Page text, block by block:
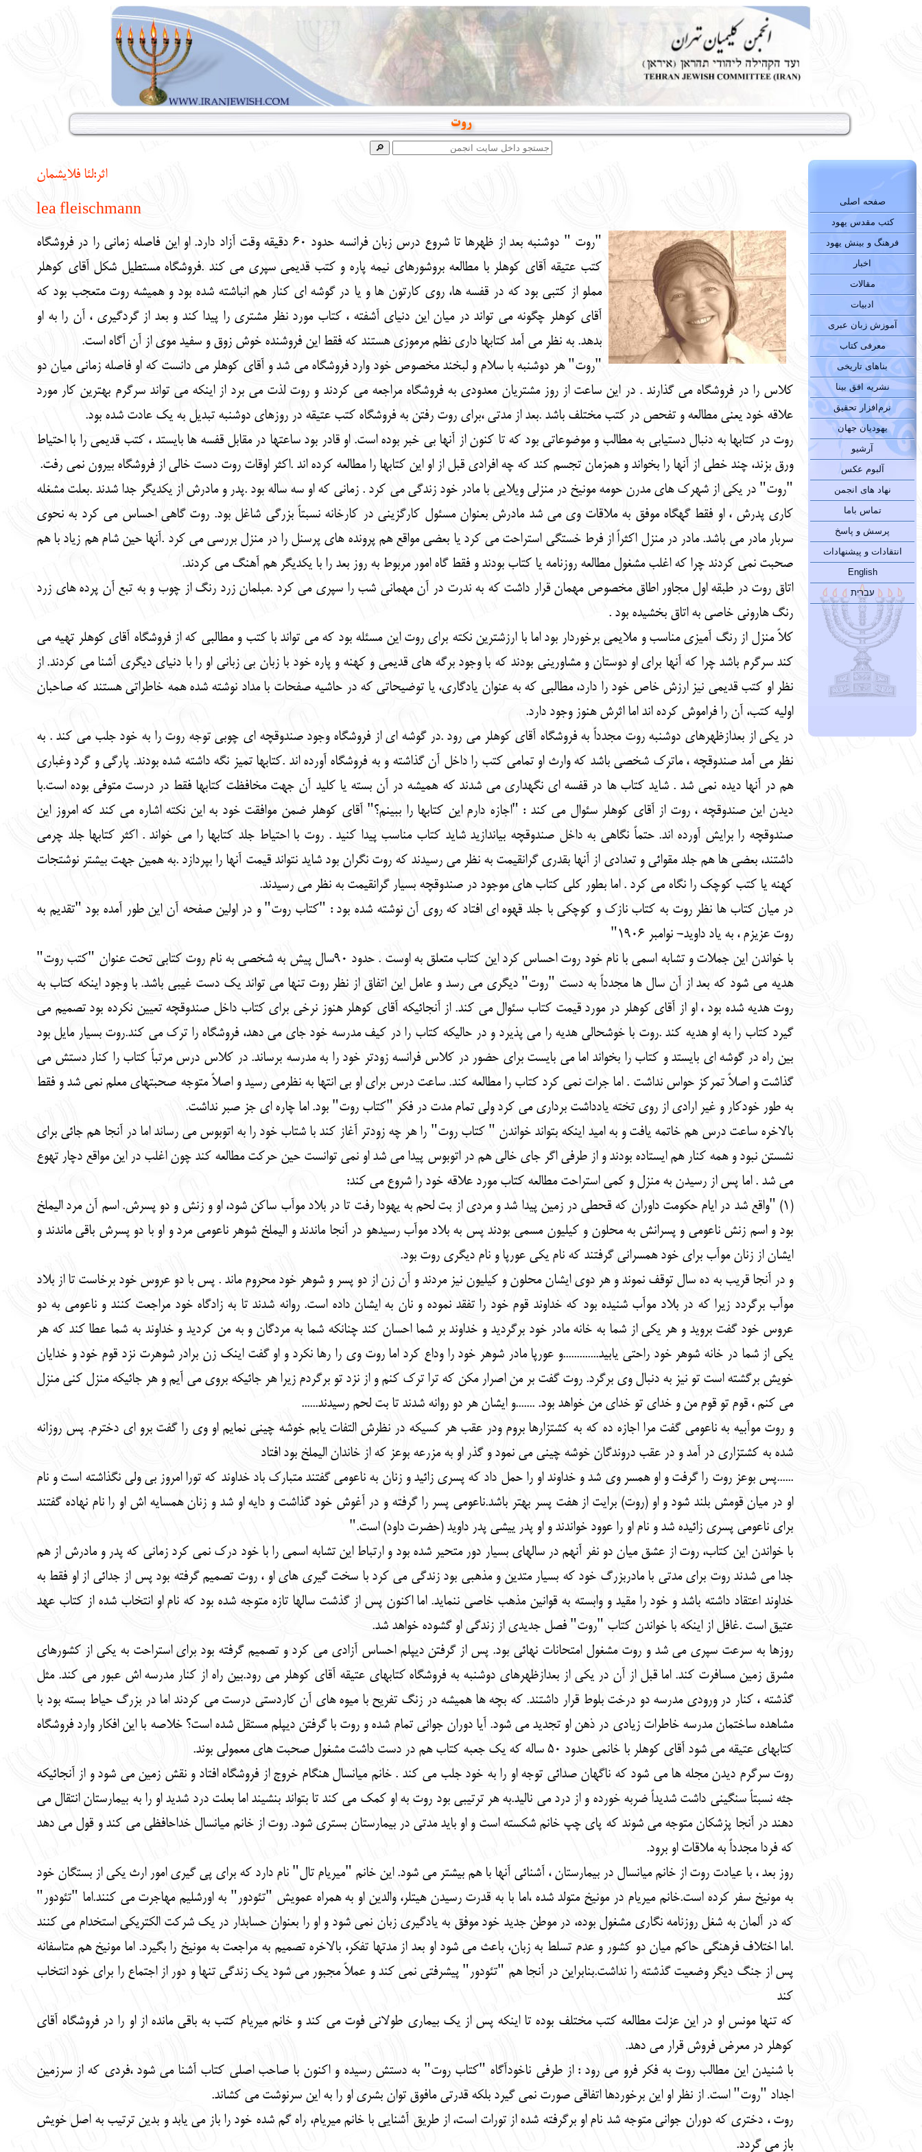
روت
صفحه اصلی
کتب مقدس یهود
فرهنگ و بینش یهود
اخبار
مقالات
ادبیات
آموزش زبان عبری
معرفی کتاب
بناهای تاریخی
نشریه افق بینا
نرم‌افزار تحقیق
یهودیان جهان
آرشیو
آلبوم عکس
نهاد های انجمن
تماس باما
پرسش و پاسخ
انتقادات و پیشنهادات
English
עברית
اثر:لئا فلایشمان
lea fleischmann
"روت " دوشنبه بعد از ظهرها تا شروع درس زبان فرانسه حدود 60 دقیقه وقت آزاد دارد. او این فاصله زمانی را در فروشگاه
کتب عتیقه آقای کوهلر با مطالعه بروشورهای نیمه پاره و کتب قدیمی سپری می کند .فروشگاه مستطیل شکل آقای کوهلر
مملو از کتبی بود که در قفسه ها، روی کارتون ها و یا در گوشه ای کنار هم انباشته شده بود و همیشه روت متعجب بود که
آقای کوهلر چگونه می تواند در میان این دنیای آشفته ، کتاب مورد نظر مشتری را پیدا کند و بعد از گردگیری ، آن را به او
بدهد. به نظر می آمد کتابها داری نظم مرموزی هستند که فقط این فروشنده خوش زوق و سفید موی از آن آگاه است.
"روت" هر دوشنبه با سلام و لبخند مخصوص خود وارد فروشگاه می شد و آقای کوهلر می دانست که او فاصله زمانی میان دو
کلاس را در فروشگاه می گذارند . در این ساعت از روز مشتریان معدودی به فروشگاه مراجعه می کردند و روت لذت می برد از اینکه می تواند سرگرم بهترین کار مورد
علاقه خود یعنی مطالعه و تفحص در کتب مختلف باشد .بعد از مدتی ،برای روت رفتن به فروشگاه کتب عتیقه در روزهای دوشنبه تبدیل به یک عادت شده بود.
روت در کتابها به دنبال دستیابی به مطالب و موضوعاتی بود که تا کنون از آنها بی خبر بوده است. او قادر بود ساعتها در مقابل قفسه ها بایستد ، کتب قدیمی را با احتیاط
ورق بزند، چند خطی از آنها را بخواند و همزمان تجسم کند که چه افرادی قبل از او این کتابها را مطالعه کرده اند .اکثر اوقات روت دست خالی از فروشگاه بیرون نمی رفت.
"روت" در یکی از شهرک های مدرن حومه مونیخ در منزلی ویلایی با مادر خود زندگی می کرد . زمانی که او سه ساله بود .پدر و مادرش از یکدیگر جدا شدند .بعلت مشغله
کاری پدرش ، او فقط گهگاه موفق به ملاقات وی می شد مادرش بعنوان مسئول کارگزینی در کارخانه نسبتاً بزرگی شاغل بود. روت گاهی احساس می کرد به نحوی
سربار مادر می باشد. مادر در منزل اکثراً از فرط خستگی استراحت می کرد یا بعضی مواقع هم پرونده های پرسنل را در منزل بررسی می کرد .آنها حین شام هم زیاد با هم
صحبت نمی کردند چرا که اغلب مشغول مطالعه روزنامه یا کتاب بودند و فقط گاه امور مربوط به روز بعد را با یکدیگر هم آهنگ می کردند.
اتاق روت در طبقه اول مجاور اطاق مخصوص مهمان قرار داشت که به ندرت در آن مهمانی شب را سپری می کرد .مبلمان زرد رنگ از چوب و به تبع آن پرده های زرد
رنگ هارونی خاصی به اتاق بخشیده بود .
کلاً منزل از رنگ آمیزی مناسب و ملایمی برخوردار بود اما با ارزشترین نکته برای روت این مسئله بود که می تواند با کتب و مطالبی که از فروشگاه آقای کوهلر تهیه می
کند سرگرم باشد چرا که آنها برای او دوستان و مشاورینی بودند که با وجود برگه های قدیمی و کهنه و پاره خود با زبان بی زبانی او را با دنیای دیگری آشنا می کردند. از
نظر او کتب قدیمی نیز ارزش خاص خود را دارد، مطالبی که به عنوان یادگاری، یا توضیحاتی که در حاشیه صفحات با مداد نوشته شده همه خاطراتی هستند که صاحبان
اولیه کتب، آن را فراموش کرده اند اما اثرش هنوز وجود دارد.
در یکی از بعدازظهرهای دوشنبه روت مجدداً به فروشگاه آقای کوهلر می رود .در گوشه ای از فروشگاه وجود صندوقچه ای چوبی توجه روت را به خود جلب می کند . به
نظر می آمد صندوقچه ، ماترک شخصی باشد که وارث او تمامی کتب را داخل آن گذاشته و به فروشگاه آورده اند .کتابها تمیز نگه داشته شده بودند. پارگی و گرد وغباری
هم در آنها دیده نمی شد . شاید کتاب ها در قفسه ای نگهداری می شدند که همیشه در آن بسته یا کلید آن جهت مخافظت کتابها فقط در درست متوفی بوده است.با
دیدن این صندوقچه ، روت از آقای کوهلر سئوال می کند : "اجازه دارم این کتابها را ببینم؟" آقای کوهلر ضمن موافقت خود به این نکته اشاره می کند که امروز این
صندوقچه را برایش آورده اند. حتماً نگاهی به داخل صندوقچه بیاندازید شاید کتاب مناسب پیدا کنید . روت با احتیاط جلد کتابها را می خواند . اکثر کتابها جلد چرمی
داشتند، بعضی ها هم جلد مقوائی و تعدادی از آنها بقدری گرانقیمت به نظر می رسیدند که روت نگران بود شاید نتواند قیمت آنها را بپردازد .به همین جهت بیشتر نوشتجات
کهنه یا کتب کوچک را نگاه می کرد . اما بطور کلی کتاب های موجود در صندوقچه بسیار گرانقیمت به نظر می رسیدند.
در میان کتاب ها نظر روت به کتاب نازک و کوچکی با جلد قهوه ای افتاد که روی آن نوشته شده بود : "کتاب روت" و در اولین صفحه آن این طور آمده بود "تقدیم به
روت عزیزم ، به یاد داوید- نوامبر 1906"
با خواندن این جملات و تشابه اسمی با نام خود روت احساس کرد این کتاب متعلق به اوست . حدود 90سال پیش به شخصی به نام روت کتابی تحت عنوان "کتب روت"
هدیه می شود که بعد از آن سال ها مجدداً به دست "روت" دیگری می رسد و عامل این اتفاق از نظر روت تنها می تواند یک دست غیبی باشد. با وجود اینکه کتاب به
روت هدیه شده بود ، او از آقای کوهلر در مورد قیمت کتاب سئوال می کند. از آنجائیکه آقای کوهلر هنوز نرخی برای کتاب داخل صندوقچه تعیین نکرده بود تصمیم می
گیرد کتاب را به او هدیه کند .روت با خوشحالی هدیه را می پذیرد و در حالیکه کتاب را در کیف مدرسه خود جای می دهد، فروشگاه را ترک می کند.روت بسیار مایل بود
بین راه در گوشه ای بایستد و کتاب را بخواند اما می بایست برای حضور در کلاس فرانسه زودتر خود را به مدرسه برساند. در کلاس درس مرتباً کتاب را کنار دستش می
گذاشت و اصلاً تمرکز حواس نداشت . اما جرات نمی کرد کتاب را مطالعه کند. ساعت درس برای او بی انتها به نظرمی رسید و اصلاً متوجه صحبتهای معلم نمی شد و فقط
به طور خودکار و غیر ارادی از روی تخته یادداشت برداری می کرد ولی تمام مدت در فکر "کتاب روت" بود. اما چاره ای جز صبر نداشت.
بالاخره ساعت درس هم خاتمه یافت و به امید اینکه بتواند خواندن " کتاب روت" را هر چه زودتر آغاز کند با شتاب خود را به اتوبوس می رساند اما در آنجا هم جائی برای
نشستن نبود و همه کنار هم ایستاده بودند و از طرفی اگر جای خالی هم در اتوبوس پیدا می شد او نمی توانست حین حرکت مطالعه کند چون اغلب در این مواقع دچار تهوع
می شد . اما پس از رسیدن به منزل و کمی استراحت مطالعه کتاب مورد علاقه خود را شروع می کند:
(1) "واقع شد در ایام حکومت داوران که قحطی در زمین پیدا شد و مردی از بت لحم به یهودا رفت تا در بلاد موآب ساکن شود، او و زنش و دو پسرش. اسم آن مرد الیملخ
بود و اسم زنش ناعومی و پسرانش به محلون و کیلیون مسمی بودند پس به بلاد موآب رسیدهو در آنجا ماندند و الیملخ شوهر ناعومی مرد و او با دو پسرش باقی ماندند و
ایشان از زنان موآب برای خود همسرانی گرفتند که نام یکی عورپا و نام دیگری روت بود.
و در آنجا قریب به ده سال توقف نموند و هر دوی ایشان محلون و کیلیون نیز مردند و آن زن از دو پسر و شوهر خود محروم ماند . پس با دو عروس خود برخاست تا از بلاد
موآب برگردد زیرا که در بلاد موآب شنیده بود که خداوند قوم خود را تفقد نموده و نان به ایشان داده است. روانه شدند تا به زادگاه خود مراجعت کنند و ناعومی به دو
عروس خود گفت بروید و هر یکی از شما به خانه مادر خود برگردید و خداوند بر شما احسان کند چنانکه شما به مردگان و به من کردید و خداوند به شما عطا کند که هر
یکی از شما در خانه شوهر خود راحتی یابید.............و عورپا مادر شوهر خود را وداع کرد اما روت وی را رها نکرد و او گفت اینک زن برادر شوهرت نزد قوم خود و خدایان
خویش برگشته است تو نیز به دنبال وی برگرد. روت گفت بر من اصرار مکن که ترا ترک کنم و از نزد تو برگردم زیرا هر جائیکه بروی می آیم و هر جائیکه منزل کنی منزل
می کنم ، قوم تو قوم من و خدای تو خدای من خواهد بود. .......و ایشان هر دو روانه شدند تا بت لحم رسیدند......
و روت موآبیه به ناعومی گفت مرا اجازه ده که به کشتزارها بروم ودر عقب هر کسیکه در نظرش التفات یابم خوشه چینی نمایم او وی را گفت برو ای دخترم. پس روزانه
شده به کشتزاری در آمد و در عقب دروندگان خوشه چینی می نمود و گذر او به مزرعه بوعز که از خاندان الیملخ بود افتاد
......پس بوعز روت را گرفت و او همسر وی شد و خداوند او را حمل داد که پسری زائید و زنان به ناعومی گفتند متبارک باد خداوند که تورا امروز بی ولی نگذاشته است و نام
او در میان قومش بلند شود و او (روت) برایت از هفت پسر بهتر باشد.ناعومی پسر را گرفته و در آغوش خود گذاشت و دایه او شد و زنان همسایه اش او را نام نهاده گفتند
برای ناعومی پسری زائیده شد و نام او را عوود خواندند و او پدر ییشی پدر داوید (حضرت داود) است."
با خواندن این کتاب، روت از عشق میان دو نفر آنهم در سالهای بسیار دور متحیر شده بود و ارتباط این تشابه اسمی را با خود درک نمی کرد زمانی که پدر و مادرش از هم
جدا می شدند روت برای مدتی با مادربزرگ خود که بسیار متدین و مذهبی بود زندگی می کرد با سخت گیری های او ، روت تصمیم گرفته بود پس از جدائی از او فقط به
خداوند اعتقاد داشته باشد و خود را مقید و وابسته به قوانین مذهب خاصی ننماید. اما اکنون پس از گذشت سالها تازه متوجه شده بود که نام او انتخاب شده از کتاب عهد
عتیق است .غافل از اینکه با خواندن کتاب "روت" فصل جدیدی از زندگی او گشوده خواهد شد.
روزها به سرعت سپری می شد و روت مشغول امتحانات نهائی بود. پس از گرفتن دیپلم احساس آزادی می کرد و تصمیم گرفته بود برای استراحت به یکی از کشورهای
مشرق زمین مسافرت کند. اما قبل از آن در یکی از بعدازظهرهای دوشنبه به فروشگاه کتابهای عتیقه آقای کوهلر می رود.بین راه از کنار مدرسه اش عبور می کند. مثل
گذشته ، کنار در ورودی مدرسه دو درخت بلوط قرار داشتند. که بچه ها همیشه در زنگ تفریح با میوه های آن کاردستی درست می کردند اما در بزرگ حیاط بسته بود با
مشاهده ساختمان مدرسه خاطرات زیادی در ذهن او تجدید می شود. آیا دوران جوانی تمام شده و روت با گرفتن دیپلم مستقل شده است؟ خلاصه با این افکار وارد فروشگاه
کتابهای عتیقه می شود آقای کوهلر با خانمی حدود 50 ساله که یک جعبه کتاب هم در دست داشت مشغول صحبت های معمولی بوند.
روت سرگرم دیدن مجله ها می شود که ناگهان صدائی توجه او را به خود جلب می کند . خانم میانسال هنگام خروج از فروشگاه افتاد و نقش زمین می شود و از آنجائیکه
جثه نسبتاً سنگینی داشت شدیداً ضربه خورده و از درد می نالید.به هر ترتیبی بود روت به او کمک می کند تا بتواند بنشیند اما بعلت درد شدید او را به بیمارستان انتقال می
دهند در آنجا پزشکان متوجه می شوند که پای چپ خانم شکسته است و او باید مدتی در بیمارستان بستری شود. روت از خانم میانسال خداحافظی می کند و قول می دهد
که فردا مجدداً به ملاقات او برود.
روز بعد ، با عیادت روت از خانم میانسال در بیمارستان ، آشنائی آنها با هم بیشتر می شود. این خانم "میریام تال" نام دارد که برای پی گیری امور ارث یکی از بستگان خود
به مونیخ سفر کرده است.خانم میریام در مونیخ متولد شده ،اما با به قدرت رسیدن هیتلر، والدین او به همراه عمویش "تئودور" به اورشلیم مهاجرت می کنند.اما "تئودور"
که در آلمان به شغل روزنامه نگاری مشغول بوده، در موطن جدید خود موفق به یادگیری زبان نمی شود و او را بعنوان حسابدار در یک شرکت الکتریکی استخدام می کنند
.اما اختلاف فرهنگی حاکم میان دو کشور و عدم تسلط به زبان، باعث می شود او بعد از مدتها تفکر، بالاخره تصمیم به مراجعت به مونیخ را بگیرد. اما مونیخ هم متاسفانه
پس از جنگ دیگر وضعیت گذشته را نداشت.بنابراین در آنجا هم "تئودور" پیشرفتی نمی کند و عملاً مجبور می شود یک زندگی تنها و دور از اجتماع را برای خود انتخاب
کند
که تنها مونس او در این عزلت مطالعه کتب مختلف بوده تا اینکه پس از یک بیماری طولانی فوت می کند و خانم میریام کتب به باقی مانده از او را در فروشگاه آقای
کوهلر در معرض فروش قرار می دهد.
با شنیدن این مطالب روت به فکر فرو می رود : از طرفی ناخودآگاه "کتاب روت" به دستش رسیده و اکنون با صاحب اصلی کتاب آشنا می شود ،فردی که از سرزمین
اجداد "روت" است. از نظر او این برخوردها اتفاقی صورت نمی گیرد بلکه قدرتی مافوق توان بشری او را به این سرنوشت می کشاند.
روت ، دختری که دوران جوانی متوجه شد نام او برگرفته شده از تورات است، از طریق آشنایی با خانم میریام، راه گم شده خود را باز می یابد و بدین ترتیب به اصل خویش
باز می گردد.